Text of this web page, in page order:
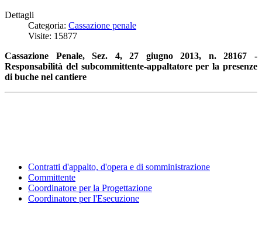
Dettagli
Categoria: Cassazione penale
Visite: 15877
Cassazione Penale, Sez. 4, 27 giugno 2013, n. 28167 -
Responsabilità del subcommittente-appaltatore per la presenze
di buche nel cantiere
Contratti d'appalto, d'opera e di somministrazione
Committente
Coordinatore per la Progettazione
Coordinatore per l'Esecuzione